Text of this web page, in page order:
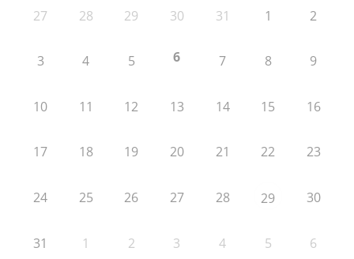
27 28 29 30 31 1 2
3 4 5 6 7 8 9
10 11 12 13 14 15 16
17 18 19 20 21 22 23
24 25 26 27 28 29 30
31 1 2 3 4 5 6